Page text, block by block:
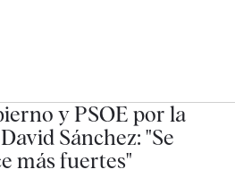
y PSOE por la
Sánchez: "Se
más fuertes"